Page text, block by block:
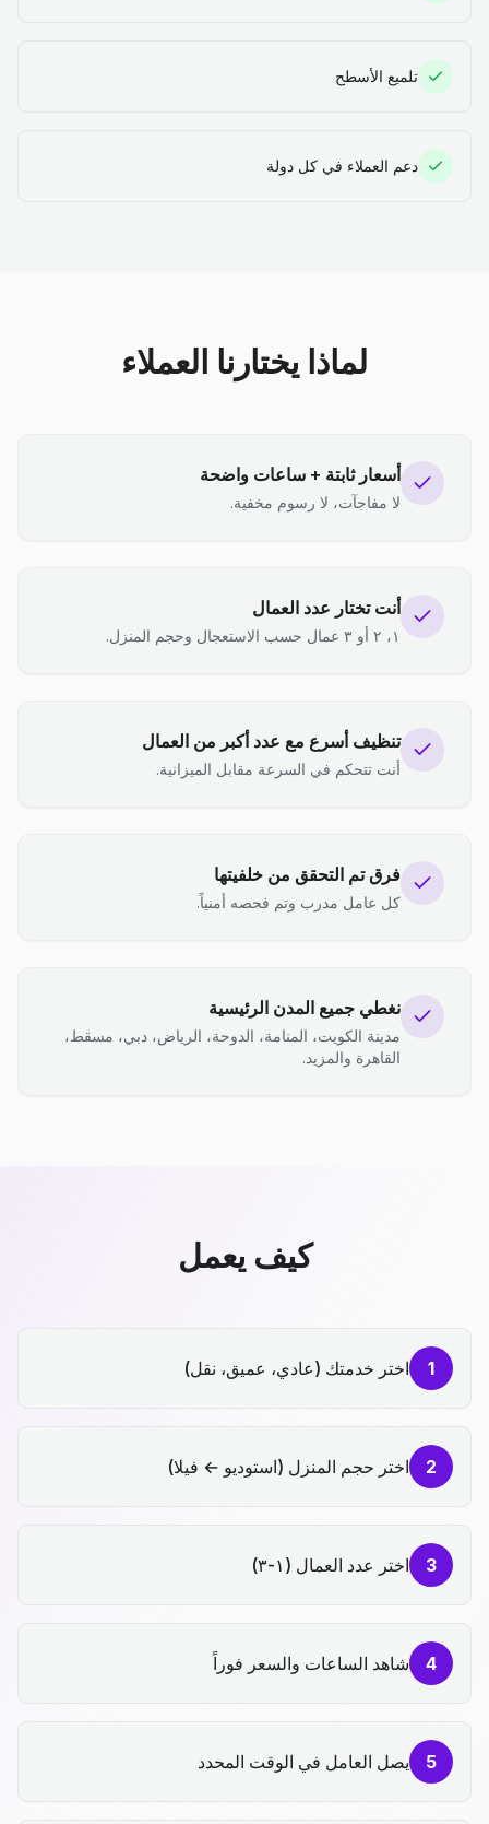
تلميع الأسطح
دعم العملاء في كل دولة
لماذا يختارنا العملاء
أسعار ثابتة + ساعات واضحة
لا مفاجآت، لا رسوم مخفية.
أنت تختار عدد العمال
١، ٢ أو ٣ عمال حسب الاستعجال وحجم المنزل.
تنظيف أسرع مع عدد أكبر من العمال
أنت تتحكم في السرعة مقابل الميزانية.
فرق تم التحقق من خلفيتها
كل عامل مدرب وتم فحصه أمنياً.
نغطي جميع المدن الرئيسية
مدينة الكويت، المنامة، الدوحة، الرياض، دبي، مسقط،
القاهرة والمزيد.
كيف يعمل
1 اختر خدمتك (عادي، عميق، نقل)
2 اختر حجم المنزل (استوديو ← فيلا)
3 اختر عدد العمال (١-٣)
4 شاهد الساعات والسعر فوراً
5 يصل العامل في الوقت المحدد